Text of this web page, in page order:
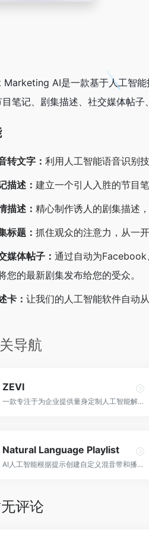
AI是一款基于人工智能
笔记、剧集描述、社交媒体帖子
转文字： 利用人工智能语音识别
描述： 建立一个引人入胜的节目
描述： 精心制作诱人的剧集描述
标题： 抓住观众的注意力，从一
媒体帖子： 通过自动为
您的最新剧集发布给您的受众。
卡： 让我们的人工智能软件自动
导航
ZEVI
一款专注于为企业提供量身定制人工智能解决方案的工具！
Natural Language Playlist
AI人工智能根据提示创建自定义混音带和播放列表！
评论